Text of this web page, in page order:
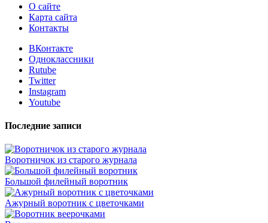
О сайте
Карта сайта
Контакты
ВКонтакте
Одноклассники
Rutube
Twitter
Instagram
Youtube
Последние записи
Воротничок из старого журнала
Большой филейный воротник
Ажурный воротник с цветочками